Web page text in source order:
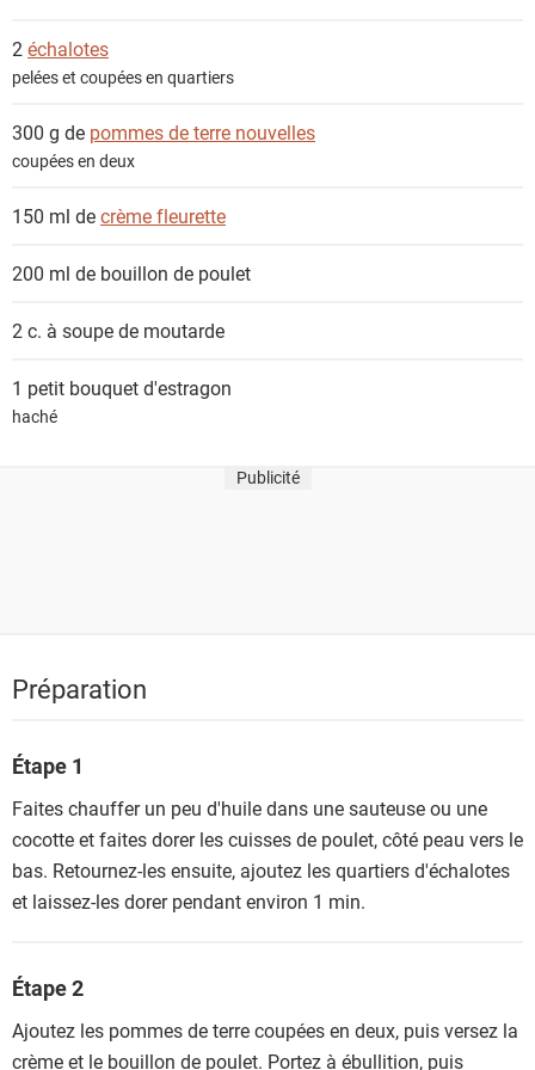
t
s
2 échalotes
pelées et coupées en quartiers
300 g de pommes de terre nouvelles
coupées en deux
150 ml decrème fleurette
200 ml de bouillon de poulet
2 c. à soupe de moutarde
1 petit bouquetd'estragon
haché
Publicité
Préparation
Étape 1
Faites chauffer un peu d'huile dans une sauteuse ou une
cocotte et faites dorer les cuisses de poulet, côté peau vers le
bas. Retournez-les ensuite, ajoutez les quartiers d'échalotes
et laissez-les dorer pendant environ 1 min.
Étape 2
Ajoutez les pommes de terre coupées en deux, puis versez la
crème et le bouillon de poulet. Portez à ébullition, puis